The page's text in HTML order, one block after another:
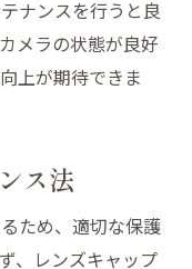
ナンスを行うと良
メラの状態が良好
上が期待できま
ス法
ため、適切な保護
、レンズキャップ